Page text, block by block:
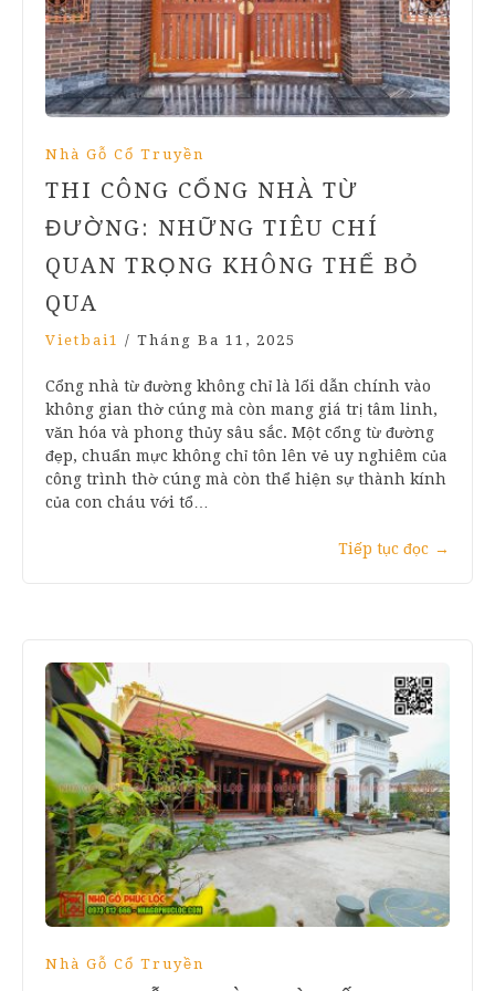
Nhà Gỗ Cổ Truyền
THI CÔNG CỔNG NHÀ TỪ
ĐƯỜNG: NHỮNG TIÊU CHÍ
QUAN TRỌNG KHÔNG THỂ BỎ
QUA
Vietbai1 / Tháng Ba 11, 2025
​Cổng nhà từ đường không chỉ là lối dẫn chính vào
không gian thờ cúng mà còn mang giá trị tâm linh,
văn hóa và phong thủy sâu sắc. Một cổng từ đường
đẹp, chuẩn mực không chỉ tôn lên vẻ uy nghiêm của
công trình thờ cúng mà còn thể hiện sự thành kính
của con cháu với tổ…
Tiếp tục đọc →
Nhà Gỗ Cổ Truyền